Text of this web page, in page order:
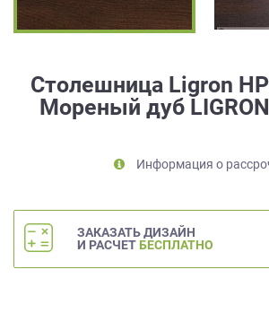
Столешница Ligron
Мореный дуб
Информация о
ЗАКАЗАТЬ ДИЗАЙН
И РАСЧЕТ БЕСПЛАТНО
обработку
программами